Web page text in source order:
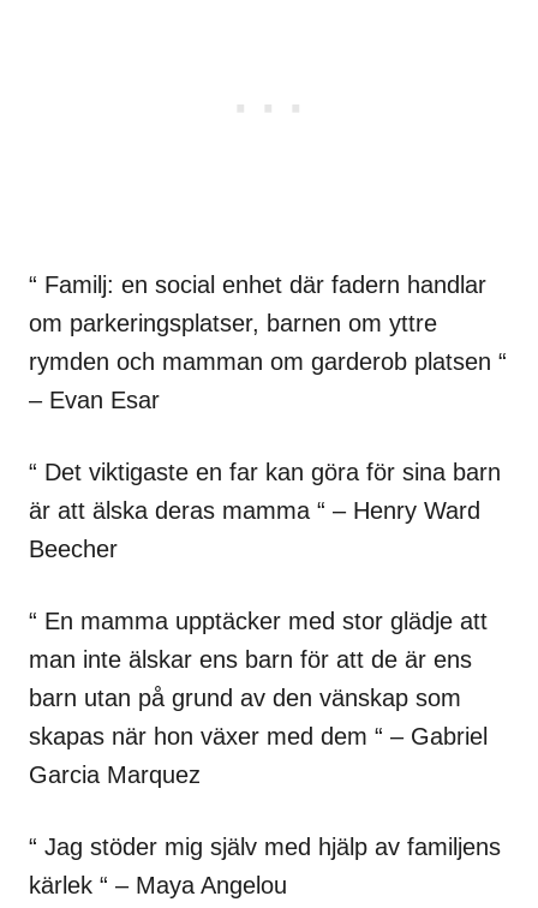
“ Familj: en social enhet där fadern handlar
om parkeringsplatser, barnen om yttre
rymden och mamman om garderob platsen “
– Evan Esar
“ Det viktigaste en far kan göra för sina barn
är att älska deras mamma “ – Henry Ward
Beecher
“ En mamma upptäcker med stor glädje att
man inte älskar ens barn för att de är ens
barn utan på grund av den vänskap som
skapas när hon växer med dem “ – Gabriel
Garcia Marquez
“ Jag stöder mig själv med hjälp av familjens
kärlek “ – Maya Angelou